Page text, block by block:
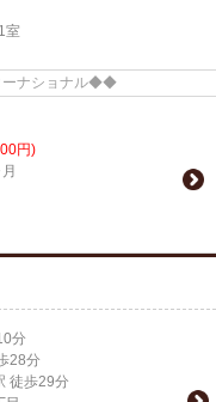
1室
ーナショナル◆◆
円)
分
28分
徒歩29分